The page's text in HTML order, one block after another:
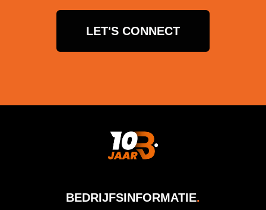
LET'S CONNECT
BEDRIJFSINFORMATIE.